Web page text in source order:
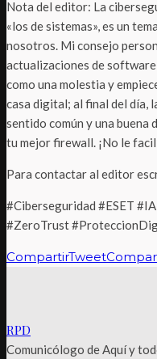
Nota del editor: La
«los de sistemas», es un
nosotros. Mi consejo
actualizaciones de
como una molestia y
casa digital; al final del día,
sentido común y una buena
tu mejor firewall. ¡No le
Para contactar al editor
#Ciberseguridad #ESET
#ZeroTrust
CompartirTweet
RPD
Comunicólogo de Aquí y